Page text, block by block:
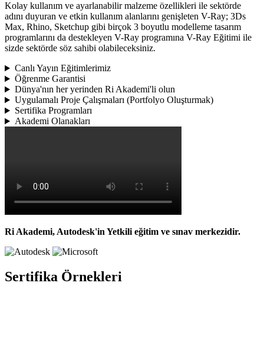
Kolay kullanım ve ayarlanabilir malzeme özellikleri ile sektörde
adını duyuran ve etkin kullanım alanlarını genişleten V-Ray; 3Ds
Max, Rhino, Sketchup gibi birçok 3 boyutlu modelleme tasarım
programlarını da destekleyen V-Ray programına V-Ray Eğitimi ile
sizde sektörde söz sahibi olabileceksiniz.
Canlı Yayın Eğitimlerimiz
Öğrenme Garantisi
Dünya'nın her yerinden Ri Akademi'li olun
Uygulamalı Proje Çalışmaları (Portfolyo Oluşturmak)
Sertifika Programları
Akademi Olanakları
Ri Akademi, Autodesk'in Yetkili eğitim ve sınav merkezidir.
Sertifika Örnekleri